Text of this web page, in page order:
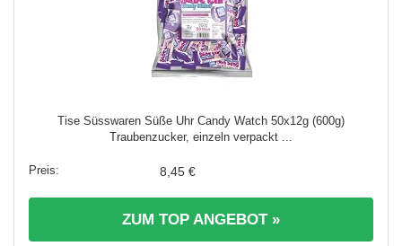
Tise Süsswaren Süße Uhr Candy Watch 50x12g (600g)
Traubenzucker, einzeln verpackt ...
8,45 €
ZUM TOP ANGEBOT »